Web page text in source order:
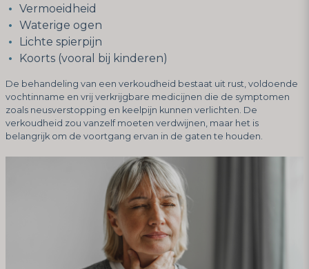
Vermoeidheid
Waterige ogen
Lichte spierpijn
Koorts (vooral bij kinderen)
De behandeling van een verkoudheid bestaat uit rust, voldoende
vochtinname en vrij verkrijgbare medicijnen die de symptomen
zoals neusverstopping en keelpijn kunnen verlichten. De
verkoudheid zou vanzelf moeten verdwijnen, maar het is
belangrijk om de voortgang ervan in de gaten te houden.